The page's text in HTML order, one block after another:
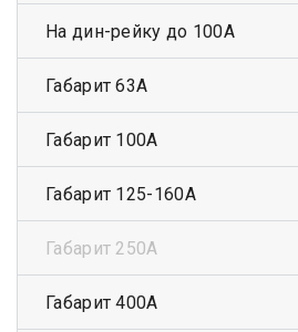
На дин-рейку до 100А
Габарит 63А
Габарит 100А
Габарит 125-160А
Габарит 250А
Габарит 400А